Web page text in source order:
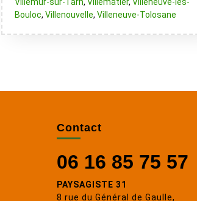
Bouloc, Villenouvelle, Villeneuve-Tolosane
Contact
06 16 85 75 57
PAYSAGISTE 31
8 rue du Général de Gaulle,